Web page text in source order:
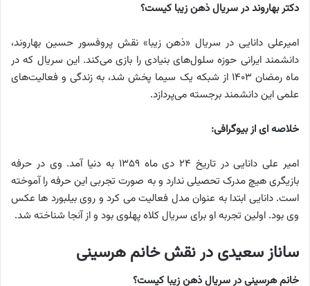
دکتر بهاروند در سریال ذهن زیبا کیست؟
امیرعلی دانایی در سریال «ذهن زیبا» نقش پروفسور حسین بهاروند،
دانشمند ایرانی حوزه سلول‌های بنیادی را بازی می‌کند. این سریال که در
ماه رمضان ۱۴۰۳ از شبکه یک سیما پخش شد، به زندگی و فعالیت‌های
علمی این دانشمند برجسته می‌پردازد.
خلاصه ای از بیوگرافی:
امیر علی دانایی در تاریخ ۲۴ دی ماه ۱۳۵۹ به دنیا آمد. وی در حرفه
بازیگری هیچ مدرک تحصیلی ندارد و به صورت تجربی این حرفه را آموخته
است. دانایی ابتدا به عنوان مدل فعالیت می کرد و روی بیلبورد ها عکس
وی بود. اولین تجربه او برای سریال کلاه پهلوی بود و از آنجا شناخته شد.
ساناز سعیدی در نقش خانم هرسینی
خانم هرسینی در سریال ذهن زیبا کیست؟